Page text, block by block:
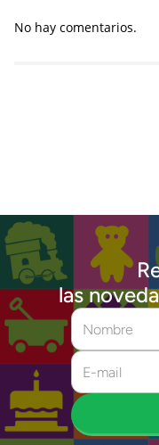
No hay comentarios.
las